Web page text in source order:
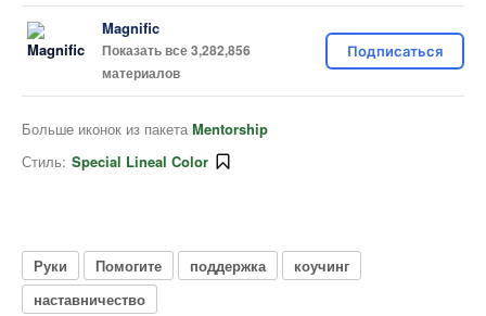
Magnific
Показать все 3,282,856
материалов
Подписаться
Больше иконок из пакета Mentorship
Стиль: Special Lineal Color
Руки Помогите поддержка
коучинг
наставничество